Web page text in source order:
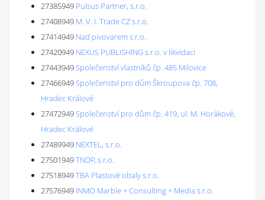
27385949 Pulsus Partner, s.r.o.
27408949 M. V. I. Trade CZ s.r.o.
27414949 Nad pivovarem s.r.o.
27420949 NEXUS PUBLISHING s.r.o. v likvidaci
27443949Společenství vlastníků čp. 485 Milovice
27466949Společenství pro dům Škroupova čp. 708,
Hradec Králové
27472949Společenství pro dům čp. 419, ul. M. Horákové,
Hradec Králové
27489949 NEXTEL, s.r.o.
27501949TNDP, s.r.o.
27518949TBA Plastové obaly s.r.o.
27576949 INMO Marble + Consulting + Media s.r.o.